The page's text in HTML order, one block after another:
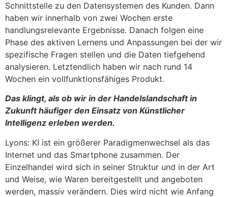
Schnittstelle zu den Datensystemen des Kunden. Dann
haben wir innerhalb von zwei Wochen erste
handlungsrelevante Ergebnisse. Danach folgen eine
Phase des aktiven Lernens und Anpassungen bei der wir
spezifische Fragen stellen und die Daten tiefgehend
analysieren. Letztendlich haben wir nach rund 14
Wochen ein vollfunktionsfähiges Produkt.
Das klingt, als ob wir in der Handelslandschaft in
Zukunft häufiger den Einsatz von Künstlicher
Intelligenz erleben werden.
Lyons: KI ist ein größerer Paradigmenwechsel als das
Internet und das Smartphone zusammen. Der
Einzelhandel wird sich in seiner Struktur und in der Art
und Weise, wie Waren bereitgestellt und angeboten
werden, massiv verändern. Dies wird nicht wie Anfang